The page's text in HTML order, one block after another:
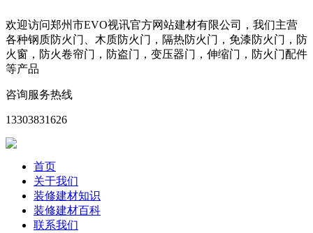
欢迎访问郑州市EVO视讯官方网站建材有限公司，我们主营
各种钢质防火门、木质防火门，隔热防火门，免漆防火门，防
火窗，防火卷帘门，防盗门，变压器门，伸缩门，防火门配件
等产品
咨询服务热线
13303831626
首页
关于我们
装修建材知识
装修建材百科
联系我们